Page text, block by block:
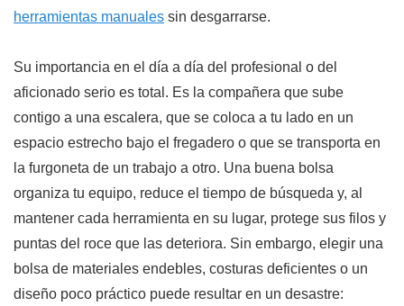
herramientas manuales sin desgarrarse.
Su importancia en el día a día del profesional o del
aficionado serio es total. Es la compañera que sube
contigo a una escalera, que se coloca a tu lado en un
espacio estrecho bajo el fregadero o que se transporta en
la furgoneta de un trabajo a otro. Una buena bolsa
organiza tu equipo, reduce el tiempo de búsqueda y, al
mantener cada herramienta en su lugar, protege sus filos y
puntas del roce que las deteriora. Sin embargo, elegir una
bolsa de materiales endebles, costuras deficientes o un
diseño poco práctico puede resultar en un desastre: